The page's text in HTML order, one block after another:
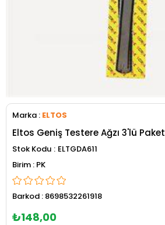
Marka : ELTOS
Eltos Geniş Testere Ağzı 3'lü Paket
Stok Kodu
ELTGDA611
PK
Barkod : 8698532261918
₺148,00